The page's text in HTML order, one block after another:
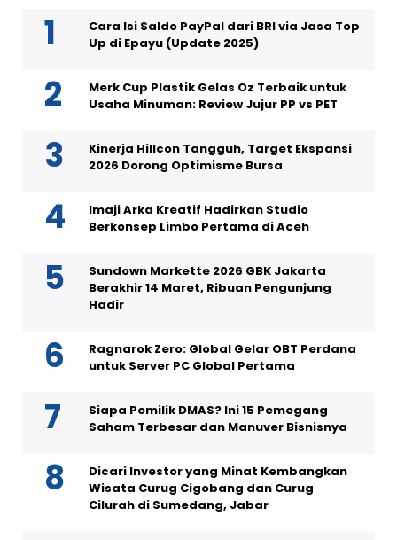
Cara Isi Saldo PayPal dari BRI via Jasa Top
Up di Epayu (Update 2025)
Merk Cup Plastik Gelas Oz Terbaik untuk
Usaha Minuman: Review Jujur PP vs PET
Kinerja Hillcon Tangguh, Target Ekspansi
2026 Dorong Optimisme Bursa
Imaji Arka Kreatif Hadirkan Studio
Berkonsep Limbo Pertama di Aceh
Sundown Markette 2026 GBK Jakarta
Berakhir 14 Maret, Ribuan Pengunjung
Hadir
Ragnarok Zero: Global Gelar OBT Perdana
untuk Server PC Global Pertama
Siapa Pemilik DMAS? Ini 15 Pemegang
Saham Terbesar dan Manuver Bisnisnya
Dicari Investor yang Minat Kembangkan
Wisata Curug Cigobang dan Curug
Cilurah di Sumedang, Jabar